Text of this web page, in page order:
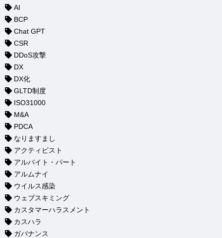
AI
BCP
Chat GPT
CSR
DDoS攻撃
DX
DX化
GLTD制度
ISO31000
M&A
PDCA
なりますまし
アクティビスト
アルバイト・パート
アルムナイ
ウイルス感染
ウェブスキミング
カスタマーハラスメント
カスハラ
ガバナンス